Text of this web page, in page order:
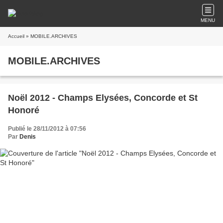
MENU
Accueil » MOBILE.ARCHIVES
MOBILE.ARCHIVES
Noël 2012 - Champs Elysées, Concorde et St
Honoré
Publié le 28/11/2012 à 07:56
Par Denis